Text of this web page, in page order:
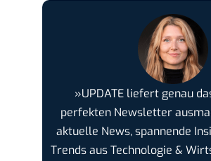
»UPDATE liefert genau
perfekten Newsletter
aktuelle News, spannende
Trends aus Technologie &